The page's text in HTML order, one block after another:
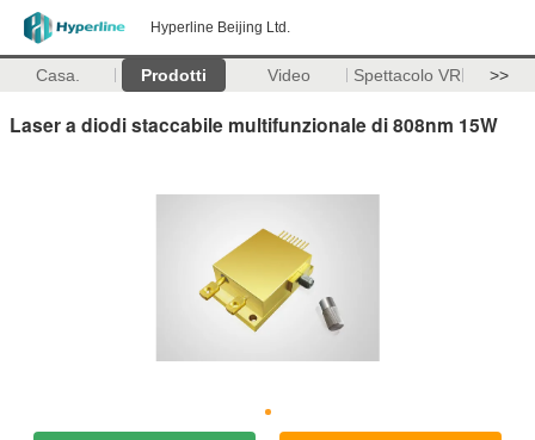
Hyperline Beijing Ltd.
Casa. Prodotti Video Spettacolo VR >>
Laser a diodi staccabile multifunzionale di 808nm 15W